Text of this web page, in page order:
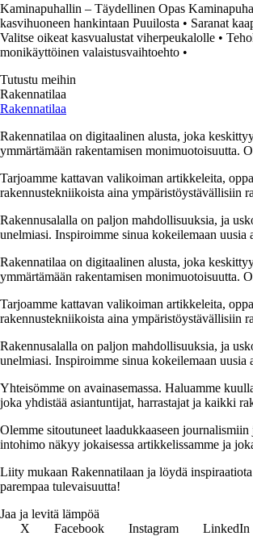
Kaminapuhallin – Täydellinen Opas
kasvihuoneen hankintaan Puuilosta • Saranat
Valitse oikeat kasvualustat viherpeukalolle •
monikäyttöinen valaistusvaihtoehto •
Tutustu meihin
Rakennatilaa
Rakennatilaa
Rakennatilaa on digitaalinen alusta, joka
ymmärtämään rakentamisen monimuotoisuutta.
Tarjoamme kattavan valikoiman artikkeleita,
rakennustekniikoista aina ympäristöystävällisiin
Rakennusalalla on paljon mahdollisuuksia, ja
unelmiasi. Inspiroimme sinua kokeilemaan
Rakennatilaa on digitaalinen alusta, joka
ymmärtämään rakentamisen monimuotoisuutta.
Tarjoamme kattavan valikoiman artikkeleita,
rakennustekniikoista aina ympäristöystävällisiin
Rakennusalalla on paljon mahdollisuuksia, ja
unelmiasi. Inspiroimme sinua kokeilemaan
Yhteisömme on avainasemassa. Haluamme
joka yhdistää asiantuntijat, harrastajat ja kaikki
Olemme sitoutuneet laadukkaaseen
intohimo näkyy jokaisessa artikkelissamme ja
Liity mukaan Rakennatilaan ja löydä
parempaa tulevaisuutta!
Jaa ja levitä lämpöä
X
Facebook Instagram LinkedIn